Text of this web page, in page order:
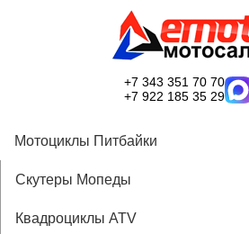
+7 343 351 70 70
+7 922 185 35 29
Мотоциклы Питбайки
Скутеры Мопеды
Квадроциклы ATV